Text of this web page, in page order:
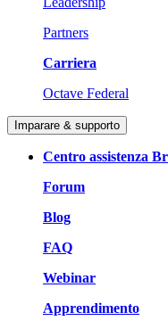
Partners
Carriera
Octave Federal
Imparare & supporto
Centro assistenza
Forum
Blog
FAQ
Webinar
Apprendimento